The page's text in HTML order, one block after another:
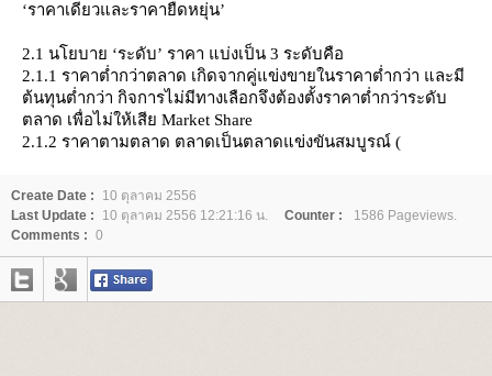
‘ราคาเดียวและราคายืดหยุ่น’
2.1 นโยบา ‘ระดับ’ ราคา แบ่งเป็น 3 ระดับคือ
2.1.1 ราคาต่ำกว่าตลาด เกิดจากคู่แข่งขายในราคาต่ำกว่า และมี
ต้นทุนต่ำกว่า กิจการไม่มีทางเลือกจึงต้องตั้งราคาต่ำกว่าระดับ
ตลาด เพื่อไม่ให้เสี Market Share
2.1.2 ราคาตามตลาด ตลาดเป็นตลาดแข่งขันสมบูรณ์ (
Create Date :
10 ตุลาคม 2556
Last Update :
10 ตุลาคม 2556 12:21:16 น. Counter :
1586 Pageviews.
Comments : 0